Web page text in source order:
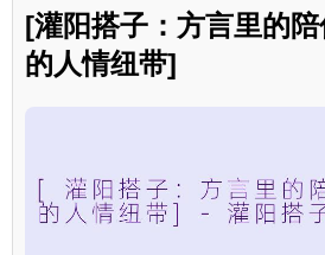
[灌阳搭子：方言里的
的人情纽带]